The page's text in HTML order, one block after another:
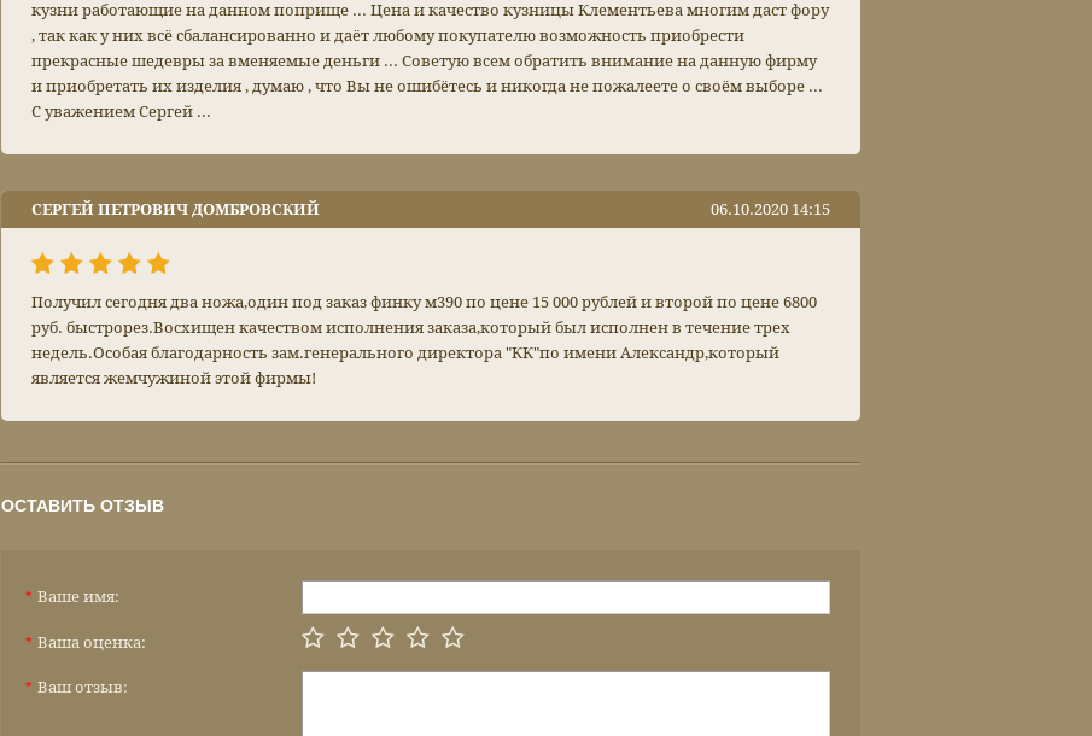
кузни работающие на данном поприще ... Цена и качество кузницы Клементьева многим даст фору
, так как у них всё сбалансированно и даёт любому покупателю возможность приобрести
прекрасные шедевры за вменяемые деньги ... Советую всем обратить внимание на данную фирму
и приобретать их изделия , думаю , что Вы не ошибётесь и никогда не пожалеете о своём выборе ...
С уважением Сергей ...
СЕРГЕЙ ПЕТРОВИЧ ДОМБРОВСКИЙ 06.10.2020 14:15
Получил сегодня два ножа,один под заказ финку м390 по цене 15 000 рублей и второй по цене 6800
руб. быстрорез.Восхищен качеством исполнения заказа,который был исполнен в течение трех
недель.Особая благодарность зам.генерального директора "КК"по имени Александр,который
является жемчужиной этой фирмы!
ОСТАВИТЬ ОТЗЫВ
Ваше имя:
*
Ваша оценка:
*
Ваш отзыв:
*